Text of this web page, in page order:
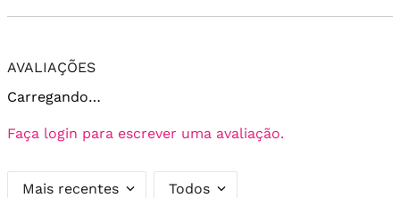
AVALIAÇÕES
Carregando…
Faça login para escrever uma avaliação.
Mais recentes Todos